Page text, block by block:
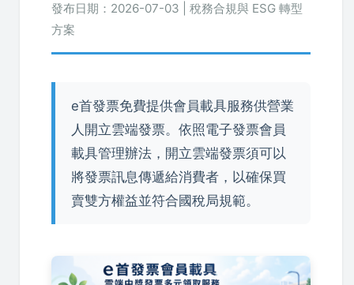
發布日期：2026-07-03 | 稅務合規與 ESG 轉型
方案
e首發票免費提供會員載具服務供營業
人開立雲端發票。依照電子發票會員
載具管理辦法，開立雲端發票須可以
將發票訊息傳遞給消費者，以確保買
賣雙方權益並符合國稅局規範。